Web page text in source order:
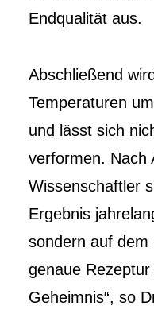
Endqualität aus.
Abschließend
Temperaturen
und lässt sich
verformen. Nach
Wissenschaftler
Ergebnis
sondern auf dem
genaue
Geheimnis“, so